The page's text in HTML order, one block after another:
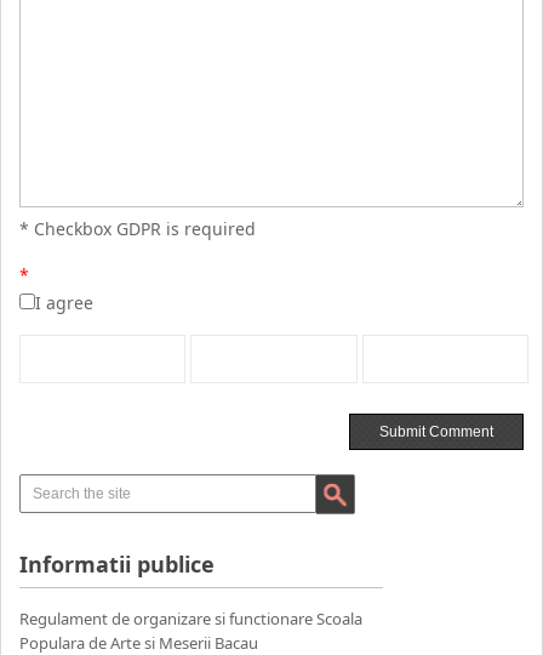
* Checkbox GDPR is required
*
I agree
Informatii publice
Regulament de organizare si functionare Scoala
Populara de Arte si Meserii Bacau